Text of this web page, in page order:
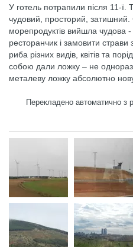
У готель потрапили після 11-
чудовий, просторий, затишний.
морепродуктів вийшла чудова -
ресторанчик і замовити
риба різних видів, квітів та
собою дали ложку – не
металеву ложку абсолютно
Перекладено автоматично з